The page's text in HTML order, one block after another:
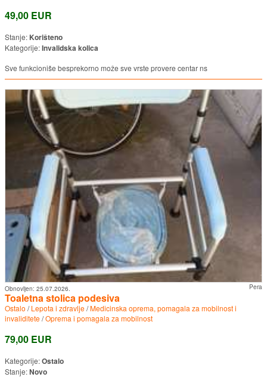
49,00 EUR
Stanje: Korišteno
Kategorije:Invalidska kolica
Sve funkcioniše besprekorno može sve vrste provere centar ns
Pera
Obnovljen: 25.07.2026.
Toaletna stolica podesiva
Ostalo /Lepota i zdravlje/Medicinska oprema, pomagala za mobilnost i
invaliditete/Oprema i pomagala za mobilnost
79,00 EUR
Kategorije:Ostalo
Stanje:Novo